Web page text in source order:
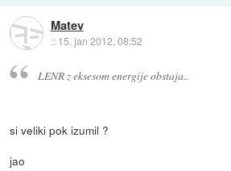
Matev
:: 15. jan 2012, 08:52
LENR z eksesom energije obstaja..
si veliki pok izumil ?
jao